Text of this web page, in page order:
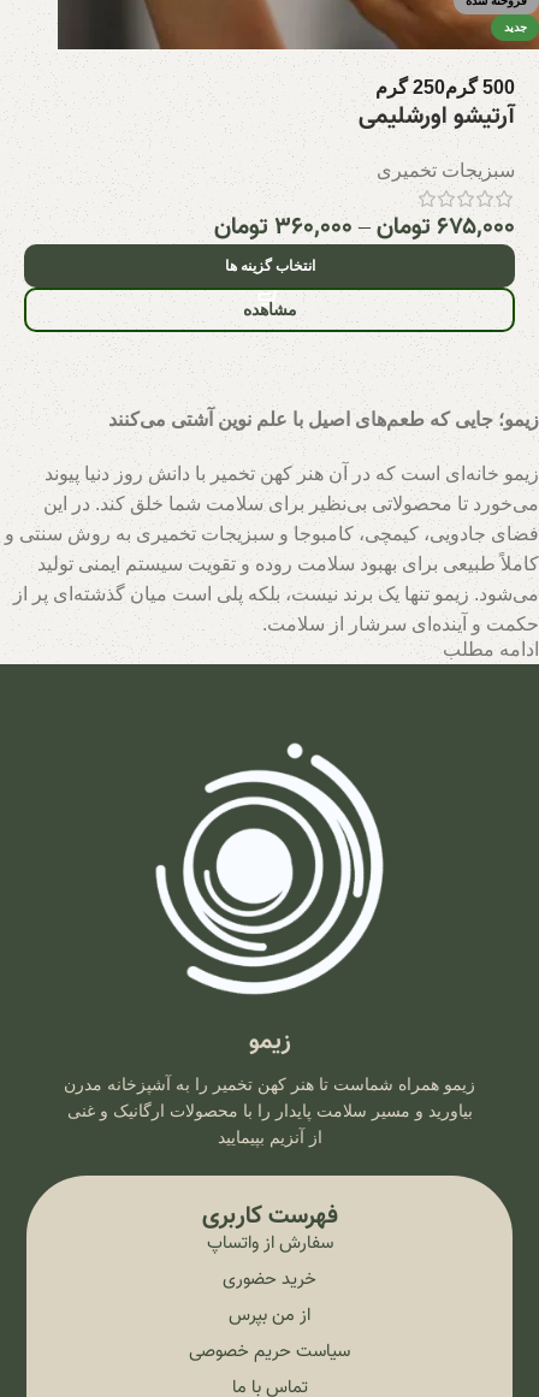
جدید
500 گرم 250 گرم
آرتیشو اورشلیمی
سبزیجات تخمیری
۶۷۵,۰۰۰ تومان–۳۶۰,۰۰۰تومان
انتخاب گزینه ها
مشاهده
زیمو؛ جایی که طعم‌های اصیل با علم نوین آشتی می‌کنند
زیمو خانه‌ای است که در آن هنر کهن تخمیر با دانش روز دنیا پیوند
می‌خورد تا محصولاتی بی‌نظیر برای سلامت شما خلق کند. در این
فضای جادویی، کیمچی، کامبوجا و سبزیجات تخمیری به روش سنتی و
کاملاً طبیعی برای بهبود سلامت روده و تقویت سیستم ایمنی تولید
می‌شود. زیمو تنها یک برند نیست، بلکه پلی است میان گذشته‌ای پر از
حکمت و آینده‌ای سرشار از سلامت.
می‌کند. اینجا جایی است که هر قطره سرکه سیب، هر برگ سبزی
تخمیری و هر جرعه نوشیدنی پروبیوتیک، داستانی از عشق به طبیعت و
علاقه به سلامت انسان روایت می‌کند. با زیمو، شما نه تنها محصولی
خریداری می‌کنید، بلکه سبک زندگی‌ای طبیعی و پایدار را انتخاب
می‌کنید که ریشه در فرهنگ اصیل و شاخه در آسمان علم امروز دارد.
ادامه مطلب
زیمو
زیمو همراه شماست تا هنر کهن تخمیر را به آشپزخانه مدرن
بیاورید و مسیر سلامت پایدار را با محصولات ارگانیک و غنی
از آنزیم بپیمایید
فهرست کاربری
سفارش از واتساپ
خرید حضوری
از من بپرس
سیاست حریم خصوصی
تماس با ما